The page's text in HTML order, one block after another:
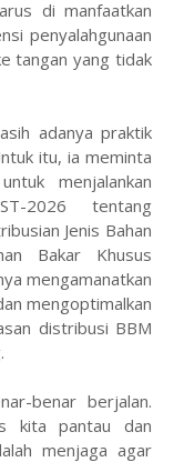
di manfaatkan
penyalahgunaan
tangan yang tidak
adanya praktik
itu, ia meminta
menjalankan
2026 tentang
Jenis Bahan
Bakar Khusus
mengamanatkan
mengoptimalkan
distribusi BBM
benar berjalan.
kita pantau dan
menjaga agar